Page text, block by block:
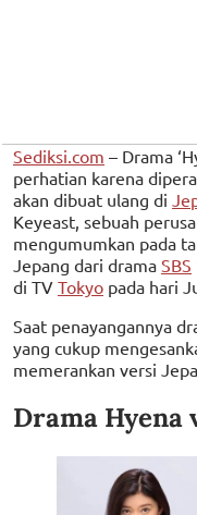
Sediksi.com – Drama
perhatian karena
akan dibuat ulang di
Keyeast, sebuah
mengumumkan pada
Jepang dari drama SBS
di TV Tokyo pada hari
Saat penayangannya
yang cukup
memerankan versi
Drama Hyena